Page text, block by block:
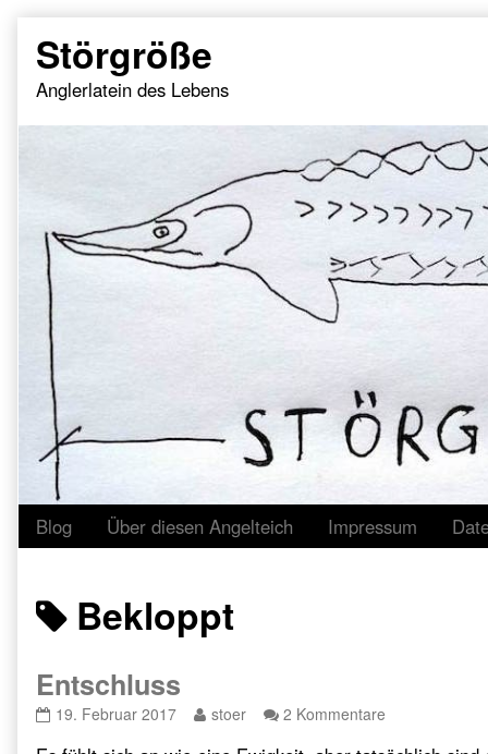
content
Störgröße
Anglerlatein des Lebens
Blog Über diesen Angelteich Impressum
Posts
tagged
Bekloppt
Entschluss
Entschluss
19. Februar 2017
Read
stoer 2 Kommentare